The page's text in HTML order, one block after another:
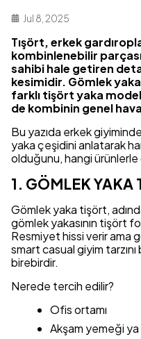
Jul 8, 2025
Tışört, erkek
kombinlenebilir
sahibi hale getiren
kesimidir. Gömlek
farklı tişört yaka
de kombinin genel
Bu yazıda erkek
yaka çeşidini anlatarak
olduğunu, hangi ürünlerle
1. GÖMLEK YAKA
Gömlek yaka tişört,
gömlek yakasının tişört
Resmiyet hissi verir ama
smart casual giyim
birebirdir.
Nerede tercih edilir?
Ofis ortamı
Akşam yemeği